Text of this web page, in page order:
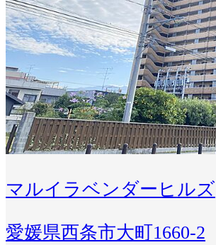
マルイラベンダーヒルズ
愛媛県西条市大町1660-2